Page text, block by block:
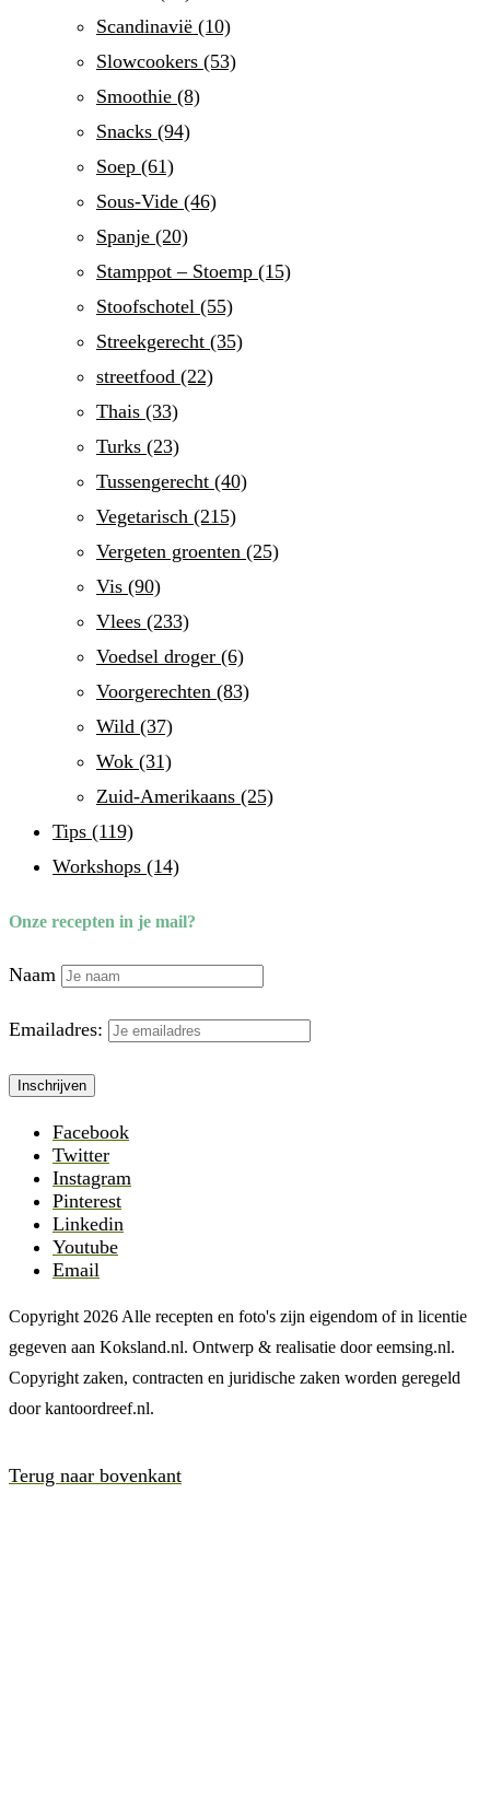
Scandinavië (10)
Slowcookers (53)
Smoothie (8)
Snacks (94)
Soep (61)
Sous-Vide (46)
Spanje (20)
Stamppot – Stoemp (15)
Stoofschotel (55)
Streekgerecht (35)
streetfood (22)
Thais (33)
Turks (23)
Tussengerecht (40)
Vegetarisch (215)
Vergeten groenten (25)
Vis (90)
Vlees (233)
Voedsel droger (6)
Voorgerechten (83)
Wild (37)
Wok (31)
Zuid-Amerikaans (25)
Tips (119)
Workshops (14)
Onze recepten in je mail?
Naam
Emailadres:
Facebook
Twitter
Instagram
Pinterest
Linkedin
Youtube
Email
Copyright 2026 Alle recepten en foto's zijn eigendom of in licentie
gegeven aan Koksland.nl. Ontwerp & realisatie door eemsing.nl.
Copyright zaken, contracten en juridische zaken worden geregeld
door kantoordreef.nl.
Terug naar bovenkant